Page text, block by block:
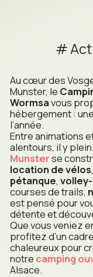
Au cœur des
Munster, le
Wormsavous
hébergement :
l’année.
Entre animations
alentours, il y plein
Munsterse
location de vélos,
pétanque,
courses de trails,
est pensé pour
détente et
Que vous veniez
profitez d’un
chaleureux pour
notre camping
Alsace.